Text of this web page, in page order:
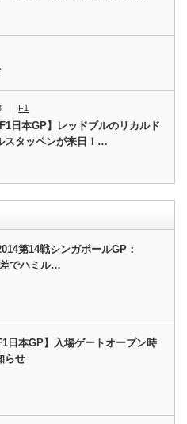
F1
F1日本GP】レッドブルのリカルド
スタッペンが来日！…
第14戦シンガポールGP：
でハミル…
日本GP】入場ゲートオープン時
らせ